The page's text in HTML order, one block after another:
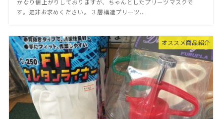
かなり値上がりしておりますが、ちゃんとしたプリーツマスクで
す。是非お求めください。 ３層構造プリーツ...
オススメ商品紹介